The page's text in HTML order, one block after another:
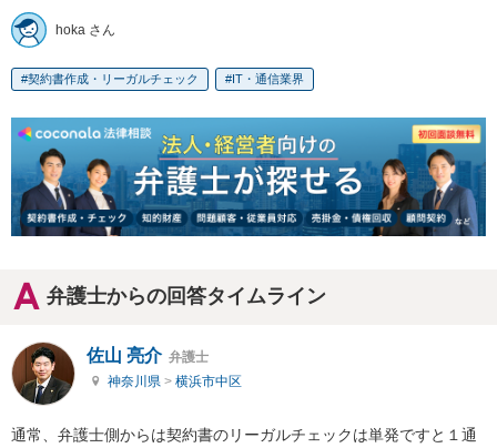
hoka さん
契約書作成・リーガルチェック IT・通信業界
弁護士からの回答タイムライン
佐山 亮介 弁護士
神奈川県 > 横浜市中区
通常、弁護士側からは契約書のリーガルチェックは単発ですと１通